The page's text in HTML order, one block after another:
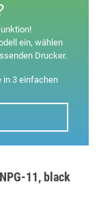
ein, wählen
Drucker.
in 3 einfachen
11, black